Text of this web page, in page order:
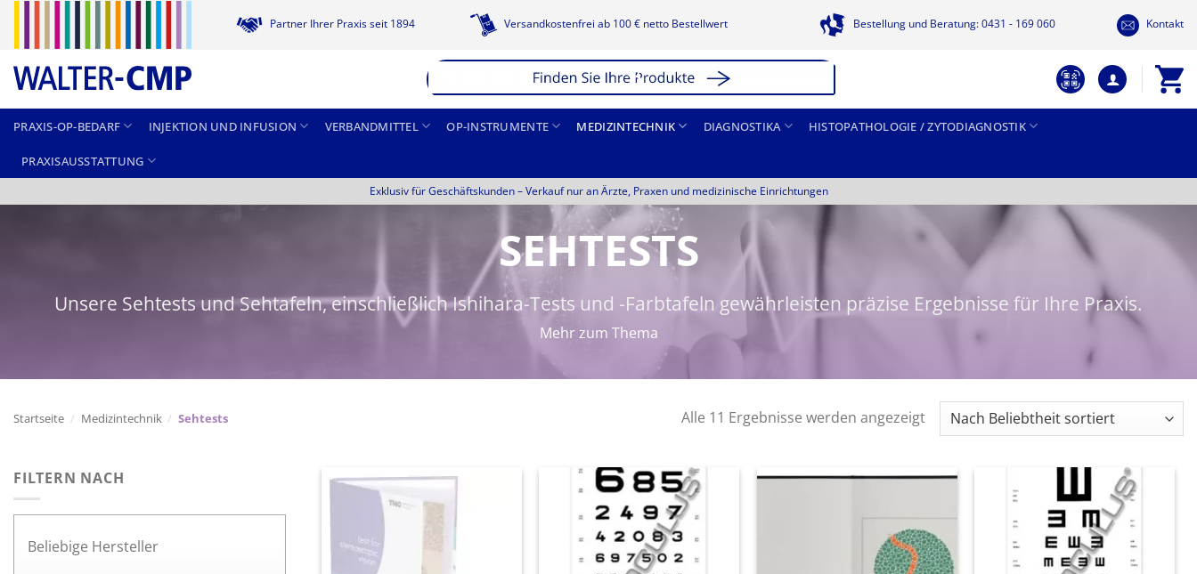
springen
Partner Ihrer Praxis seit 1894 Versandkostenfrei ab 100 € netto Bestellwert Bestellung und Beratung: 0431 - 169 060 Kontakt
PRAXIS-OP-BEDARF INJEKTION UND INFUSION VERBANDMITTEL OP-INSTRUMENTE MEDIZINTECHNIK DIAGNOSTIKA HISTOPATHOLOGIE / ZYTODIAGNOSTIK
PRAXISAUSSTATTUNG
Exklusiv für Geschäftskunden –Verkauf nur an Ärzte, Praxen und medizinische Einrichtungen
SEHTESTS
Unsere Sehtests und Sehtafeln, einschließlich Ishihara-Tests und -Farbtafeln gewährleisten präzise Ergebnisse für Ihre Praxis.
Mehr zum Thema
Startseite / Medizintechnik / Sehtests Alle 11 Ergebnisse werden angezeigtNach
Beliebtheit
FILTERN NACH